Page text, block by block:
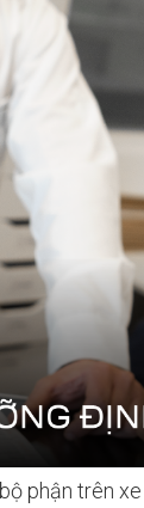
phận trên
NGAY
lại